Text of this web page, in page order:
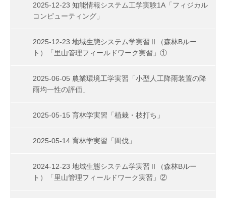
2025-12-23 知能情報システム⼯学実験1A「フィジカル
コンピューティング」
2025-12-23 地域生態システム学実習Ⅱ（森林Bルー
ト）「里山管理フィールドワーク実習」①
2025-06-05 農業環境工学実習「小型人工降雨装置の降
雨均一性の評価」
2025-05-15 育林学実習「植栽・枝打ち」
2025-05-14 育林学実習「間伐」
2024-12-23 地域生態システム学実習Ⅱ（森林Bルー
ト）「里山管理フィールドワーク実習」②